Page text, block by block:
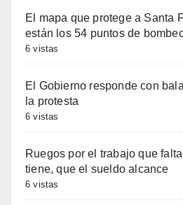
El mapa que protege a Santa
están los 54 puntos de
6 vistas
El Gobierno responde con
la protesta
6 vistas
Ruegos por el trabajo que
tiene, que el sueldo alcance
6 vistas